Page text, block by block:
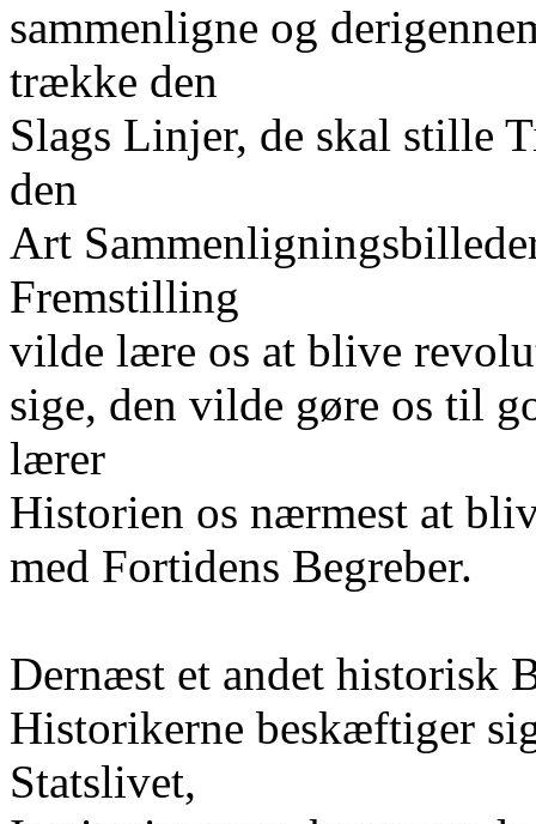
sammenligne og
trække den
Slags Linjer, de skal stille
den
Art
Fremstilling
vilde lære os at blive
sige, den vilde gøre os til
lærer
Historien os nærmest at
med Fortidens Begreber.
Dernæst et andet historisk
Historikerne beskæftiger
Statslivet,